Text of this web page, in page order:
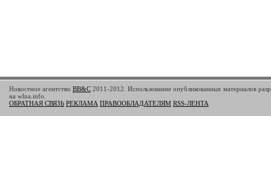
Новостное агентство BB&C 2011-2012. Использование опубликованных материалов
на wlna.info.
ОБРАТНАЯ СВЯЗЬ РЕКЛАМА ПРАВООБЛАДАТЕЛЯМ RSS-ЛЕНТА